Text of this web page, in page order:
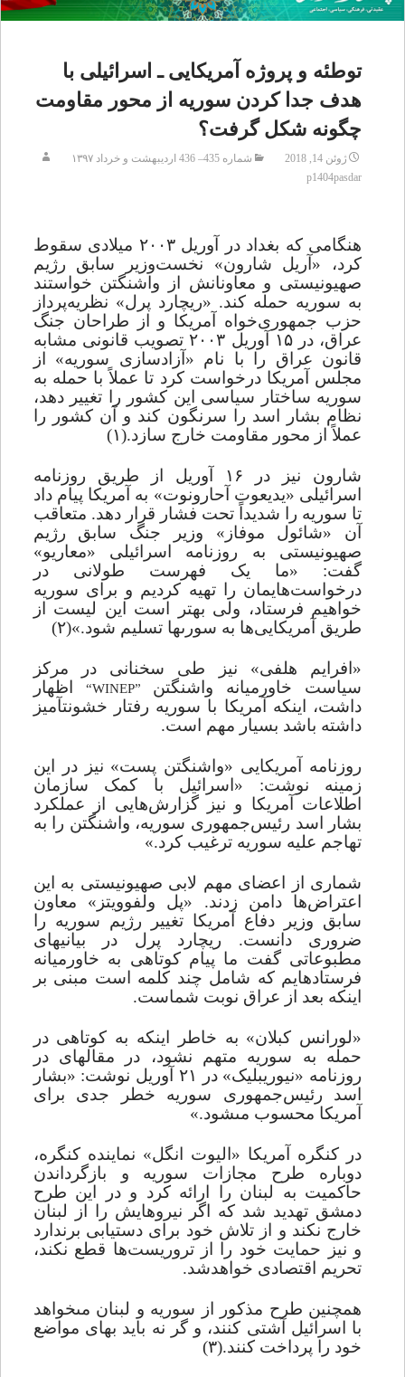
توطئه و پروژه آمریکایی ـ اسرائیلی با
هدف جدا کردن سوریه از محور مقاومت
چگونه شکل گرفت؟
ژوئن 14, 2018
شماره 435– 436 اردیبهشت و خرداد ۱۳۹۷
p1404pasdar
هنگامى که بغداد در آوریل ۲۰۰۳ میلادى سقوط
کرد، «آریل شارون» نخست‌وزیر سابق رژیم
صهیونیستى و معاونانش از واشنگتن خواستند
به سوریه حمله کند. «ریچارد پرل» نظریه‌پرداز
حزب جمهوری‌خواه آمریکا و از طراحان جنگ
عراق، در ۱۵ آوریل ۲۰۰۳ تصویب قانونی مشابه
قانون عراق را با نام «آزادسازی سوریه» از
مجلس آمریکا درخواست کرد تا عملاً با حمله به
سوریه ساختار سیاسی این کشور را تغییر دهد،
نظام بشار اسد را سرنگون کند و آن کشور را
عملاً از محور مقاومت خارج سازد.(۱)
شارون نیز در ۱۶ آوریل از طریق روزنامه
اسرائیلى «یدیعوت آحارونوت» به آمریکا پیام داد
تا سوریه را شدیداً تحت فشار قرار دهد. متعاقب
آن «شائول موفاز» وزیر جنگ سابق رژیم
صهیونیستى به روزنامه اسرائیلى «معاریو»
گفت: «ما یک فهرست طولانى در
درخواست‌هایمان را تهیه کردیم و براى سوریه
خواهیم فرستاد، ولى بهتر است این لیست از
طریق آمریکایی‌ها به سورى‏ها تسلیم شود.»(۲)
«افرایم هلفى» نیز طى سخنانى در مرکز
سیاست خاورمیانه واشنگتن
“WINEP”
اظهار
داشت، اینکه آمریکا با سوریه رفتار خشونت‏آمیز
داشته باشد بسیار مهم است.
روزنامه آمریکایى «واشنگتن پست» نیز در این
زمینه نوشت: «اسرائیل با کمک سازمان
اطلاعات آمریکا و نیز گزارش‌هایى از عملکرد
بشار اسد رئیس‌جمهورى سوریه، واشنگتن را به
تهاجم علیه سوریه ترغیب کرد.»
شمارى از اعضاى مهم لابى صهیونیستى به این
اعتراض‌ها دامن زدند. «پل ولفوویتز» معاون
سابق وزیر دفاع آمریکا تغییر رژیم سوریه را
ضرورى دانست. ریچارد پرل در بیانیه‏اى
مطبوعاتى گفت ما پیام کوتاهی به خاورمیانه
فرستاده‏ایم که شامل چند کلمه است مبنى بر
اینکه بعد از عراق نوبت شماست.
«لورانس کبلان» به خاطر اینکه به کوتاهى در
حمله به سوریه متهم نشود، در مقاله‏اى در
روزنامه «نیوریبلیک» در ۲۱ آوریل نوشت: «بشار
اسد رئیس‌جمهورى سوریه خطر جدى براى
آمریکا محسوب مى‏شود.»
در کنگره آمریکا «الیوت انگل» نماینده کنگره،
دوباره طرح مجازات سوریه و بازگرداندن
حاکمیت به لبنان را ارائه کرد و در این طرح
دمشق تهدید شد که اگر نیروهایش را از لبنان
خارج نکند و از تلاش خود براى دستیابى برندارد
و نیز حمایت خود را از تروریست‌ها قطع نکند،
تحریم اقتصادی خواهدشد.
همچنین طرح مذکور از سوریه و لبنان مى‏خواهد
با اسرائیل آشتى کنند، و گر نه باید بهای مواضع
خود را پرداخت کنند.(۳)